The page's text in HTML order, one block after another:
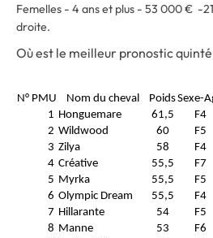
Femelles - 4 ans et plus - 53 000 € -
droite.
Où est le meilleur pronostic
N° PMU Nom du cheval PoidsSexe-
1 Honguemare 61,5 F4
2 Wildwood 60 F5
3 Zilya 58 F4
4 Créative 55,5 F7
5 Myrka 55,5 F5
6 Olympic Dream 55,5 F4
7 Hillarante 54 F5
8 Manne 53 F6